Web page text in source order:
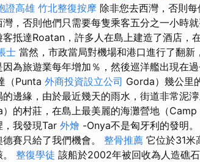
證高雄 竹北整復按摩 除非您去西灣，否則
灣，否則他們只需要每隻乘客五分之一小時
客抵達Roatan，許多人在島上建造了酒店，
士 當然，市政當局對機場和港口進行了翻新
為旅遊業每年增加％，然後巡洋艦出現在
（Punta 外商投資設立公司 Gorda）幾公里
邊緣，由於最近幾天的雨水，街道非常泥濘
）的村莊，在島上最美麗的海灘營地（Camp
，我發現Tar 外燴 -Onya不是匈牙利的發明。
賽只給了我們機會。 整骨推薦 它位於31米
整復學徒 該船於2002年被回收為人造礁